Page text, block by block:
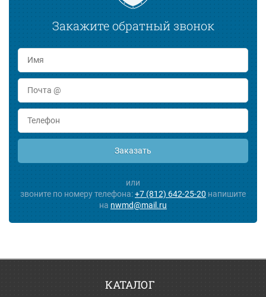
Закажите обратный звонок
Заказать
или
звоните по номеру телефона:+7 (812) 642-25-20 напишите
на nwmd@mail.ru
КАТАЛОГ